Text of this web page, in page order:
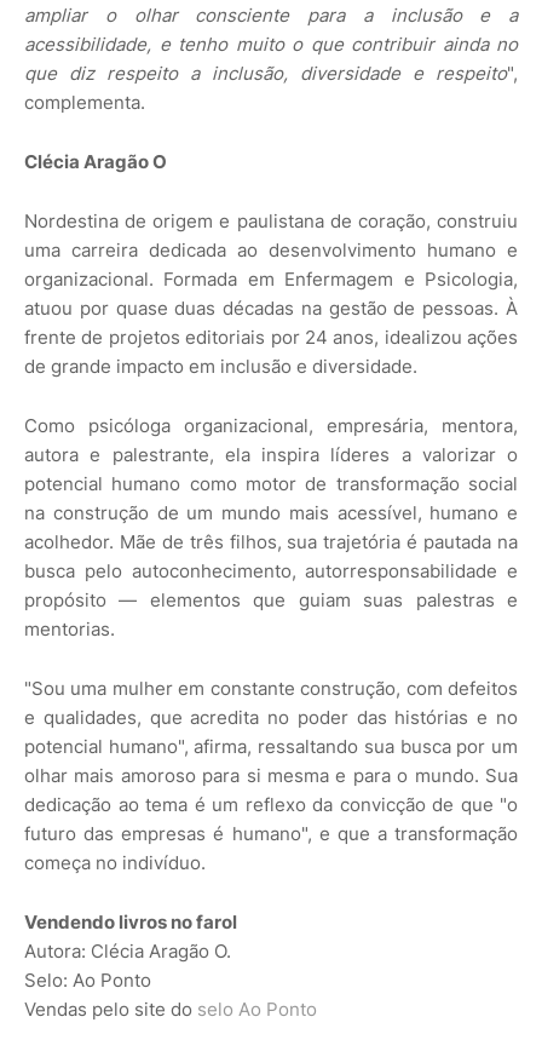
ampliar o olhar consciente para a inclusão e a
acessibilidade, e tenho muito o que contribuir ainda no
que diz respeito a inclusão, diversidade e respeito",
complementa.
Clécia Aragão O
Nordestina de origem e paulistana de coração, construiu
uma carreira dedicada ao desenvolvimento humano e
organizacional. Formada em Enfermagem e Psicologia,
atuou por quase duas décadas na gestão de pessoas. À
frente de projetos editoriais por 24 anos, idealizou ações
de grande impacto em inclusão e diversidade.
Como psicóloga organizacional, empresária, mentora,
autora e palestrante, ela inspira líderes a valorizar o
potencial humano como motor de transformação social
na construção de um mundo mais acessível, humano e
acolhedor. Mãe de três filhos, sua trajetória é pautada na
busca pelo autoconhecimento, autorresponsabilidade e
propósito — elementos que guiam suas palestras e
mentorias.
"Sou uma mulher em constante construção, com defeitos
e qualidades, que acredita no poder das histórias e no
potencial humano", afirma, ressaltando sua busca por um
olhar mais amoroso para si mesma e para o mundo. Sua
dedicação ao tema é um reflexo da convicção de que "o
futuro das empresas é humano", e que a transformação
começa no indivíduo.
Vendendo livros no farol
Autora: Clécia Aragão O.
Selo: Ao Ponto
Vendas pelo site do selo Ao Ponto